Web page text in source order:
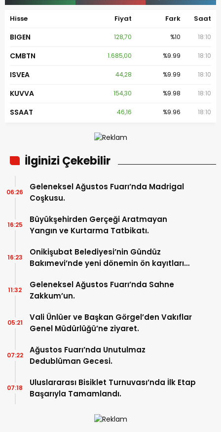
Hisse Fiyat Fark Saat
BIGEN 128,70 %10 18:10
CMBTN 1.685,00 %9.99 18:10
ISVEA 44,28 %9.99 18:10
KUVVA 154,30 %9.98 18:10
SSAAT 46,16 %9.96 18:10
İlginizi Çekebilir
Geleneksel Ağustos Fuarı’nda Madrigal
Coşkusu.
06:26
Büyükşehirden Gerçeği Aratmayan
Yangın ve Kurtarma Tatbikatı.
16:25
Onikişubat Belediyesi’nin Gündüz
Bakımevi’nde yeni dönemin ön kayıtları
16:23
Geleneksel Ağustos Fuarı’nda Sahne
Zakkum’un.
11:32
Vali Ünlüer ve Başkan Görgel’den Vakıflar
Genel Müdürlüğü’ne ziyaret.
05:21
Ağustos Fuarı’nda Unutulmaz
Dedublüman Gecesi.
07:22
Uluslararası Bisiklet Turnuvası’nda İlk Etap
Başarıyla Tamamlandı.
07:18